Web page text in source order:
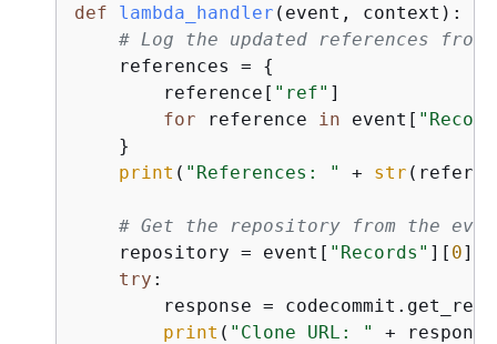
def lambda_handler ( event, context ):
# Log the updated references from
    references =
{
        reference[
"ref" ]
for reference in event[
    }
print ( "References: " + str
# Get the repository from the
    repository = event[
"Records" ][ 0][
try :
response =
print ( "Clone URL: "
+